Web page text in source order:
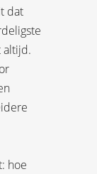
dat
altijd.
hoe